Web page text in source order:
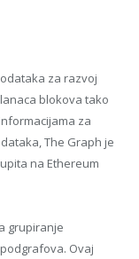
za razvoj
blokova tako
za
The Graph je
na Ethereum
grupiranje
Ovaj